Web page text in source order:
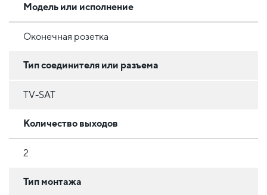
Модель или исполнение
Оконечная розетка
Тип соединителя или разъема
TV-SAT
Количество выходов
2
Тип монтажа